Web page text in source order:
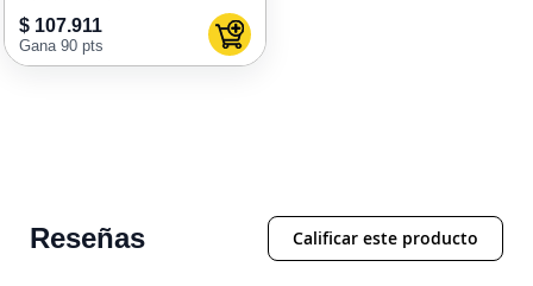
$ 107.911
Gana 90 pts Agregar al carrito
Reseñas Calificar este producto